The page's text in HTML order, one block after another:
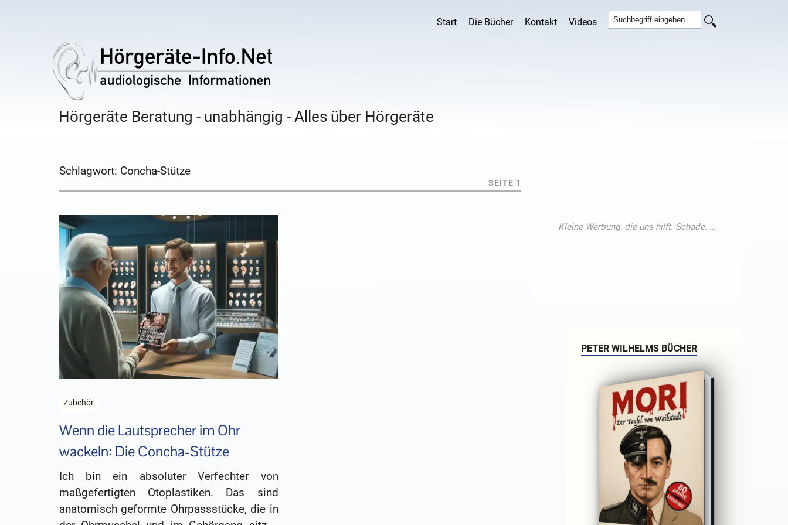
Start Die Bücher Kontakt Videos
Hörgeräte Beratung - unabhängig - Alles über Hörgeräte
Schlagwort: Concha-Stütze
SEITE 1
Zubehör
Wenn die Lautsprecher im Ohr
wackeln: Die Concha-Stütze
Ich bin ein absoluter Verfechter von
maßgefertigten Otoplastiken. Das sind
anatomisch geformte Ohrpassstücke, die in
PETER WILHELMS BÜCHER